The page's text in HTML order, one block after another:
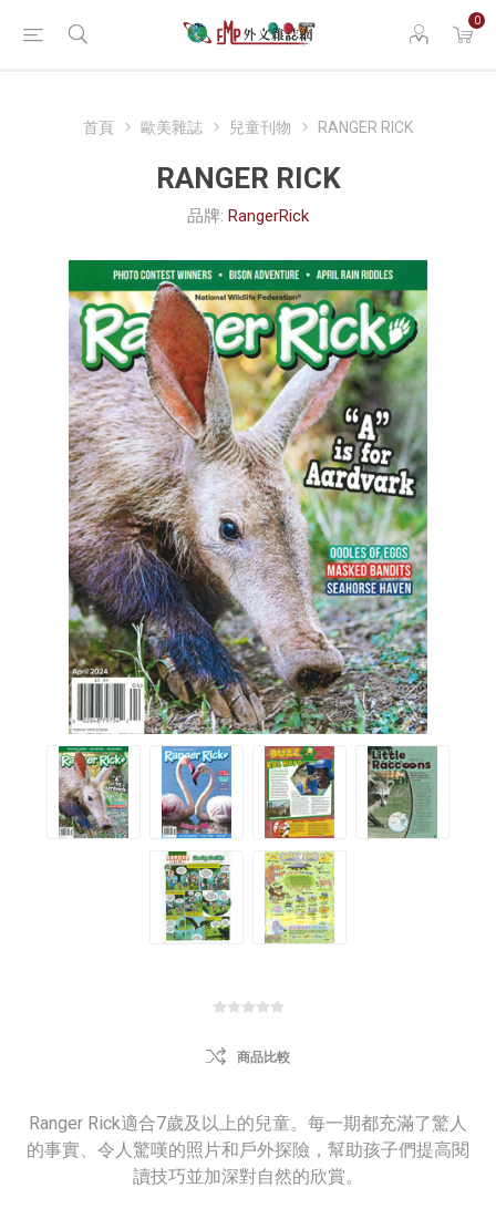
0
首頁 歐美雜誌 兒童刊物 RANGER RICK
RANGER RICK
品牌: RangerRick
商品比較
Ranger Rick適合7歲及以上的兒童。每一期都充滿了驚人
的事實、令人驚嘆的照片和戶外探險，幫助孩子們提高閱
讀技巧並加深對自然的欣賞。